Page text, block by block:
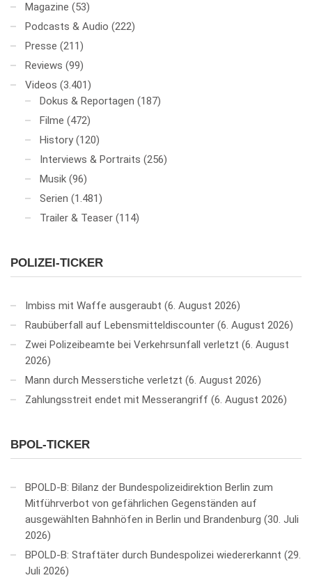
Magazine (53)
Podcasts & Audio (222)
Presse (211)
Reviews (99)
Videos (3.401)
Dokus & Reportagen (187)
Filme (472)
History (120)
Interviews & Portraits (256)
Musik (96)
Serien (1.481)
Trailer & Teaser (114)
POLIZEI-TICKER
Imbiss mit Waffe ausgeraubt 6. August 2026
Raubüberfall auf Lebensmitteldiscounter 6. August 2026
Zwei Polizeibeamte bei Verkehrsunfall verletzt 6. August
2026
Mann durch Messerstiche verletzt 6. August 2026
Zahlungsstreit endet mit Messerangriff 6. August 2026
BPOL-TICKER
BPOLD-B: Bilanz der Bundespolizeidirektion Berlin zum
Mitführverbot von gefährlichen Gegenständen auf
ausgewählten Bahnhöfen in Berlin und Brandenburg 30. Juli
2026
BPOLD-B: Straftäter durch Bundespolizei wiedererkannt 29.
Juli 2026